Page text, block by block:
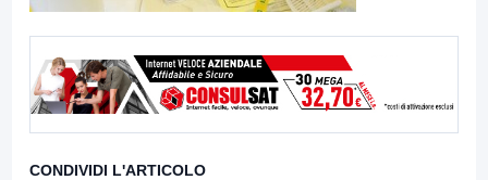
CONDIVIDI L'ARTICOLO